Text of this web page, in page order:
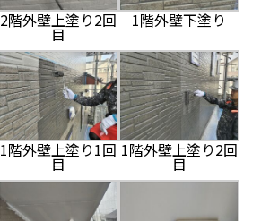
2階外壁上塗り2回
目
1階外壁下塗り
1階外壁上塗り1回
目
1階外壁上塗り2回
目